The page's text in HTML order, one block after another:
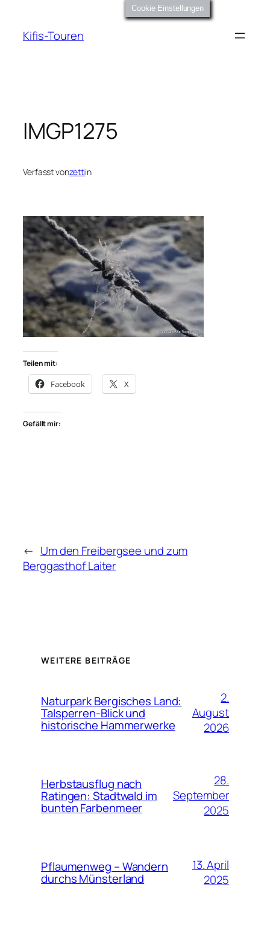
springen
Kifis-Touren
IMGP1275
Verfasst vonzettiin
Teilen mit:
Facebook X
Gefällt mir:
← Um den Freibergsee und zum
Berggasthof Laiter
WEITERE BEITRÄGE
Naturpark Bergisches Land:
Talsperren-Blick und
historische Hammerwerke
2.
August
2026
Herbstausflug nach
Ratingen: Stadtwald im
bunten Farbenmeer
28.
September
2025
Pflaumenweg – Wandern
durchs Münsterland
13. April
2025
Cookie Einstellungen